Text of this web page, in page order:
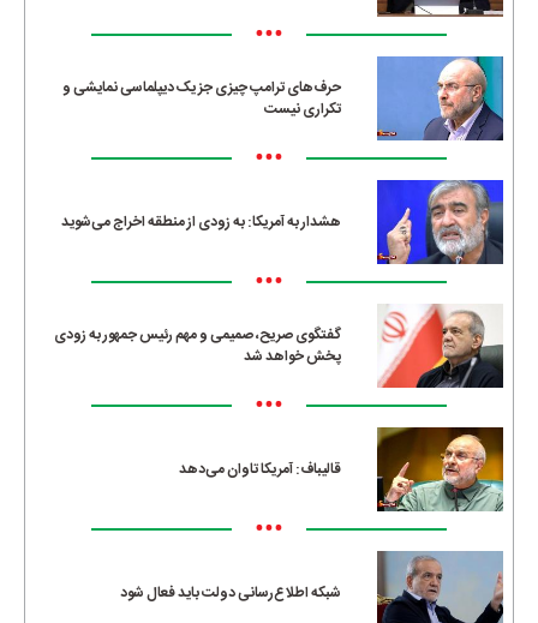
•••
حرف‌های ترامپ چیزی جز یک دیپلماسی نمایشی و
تکراری نیست
•••
هشدار به آمریکا: به زودی از منطقه اخراج می‌شوید
•••
گفتگوی صریح، صمیمی و مهم رئیس جمهور به زودی
پخش خواهد شد
•••
قالیباف: آمریکا تاوان می‌دهد
•••
شبکه اطلاع‌رسانی دولت باید فعال شود